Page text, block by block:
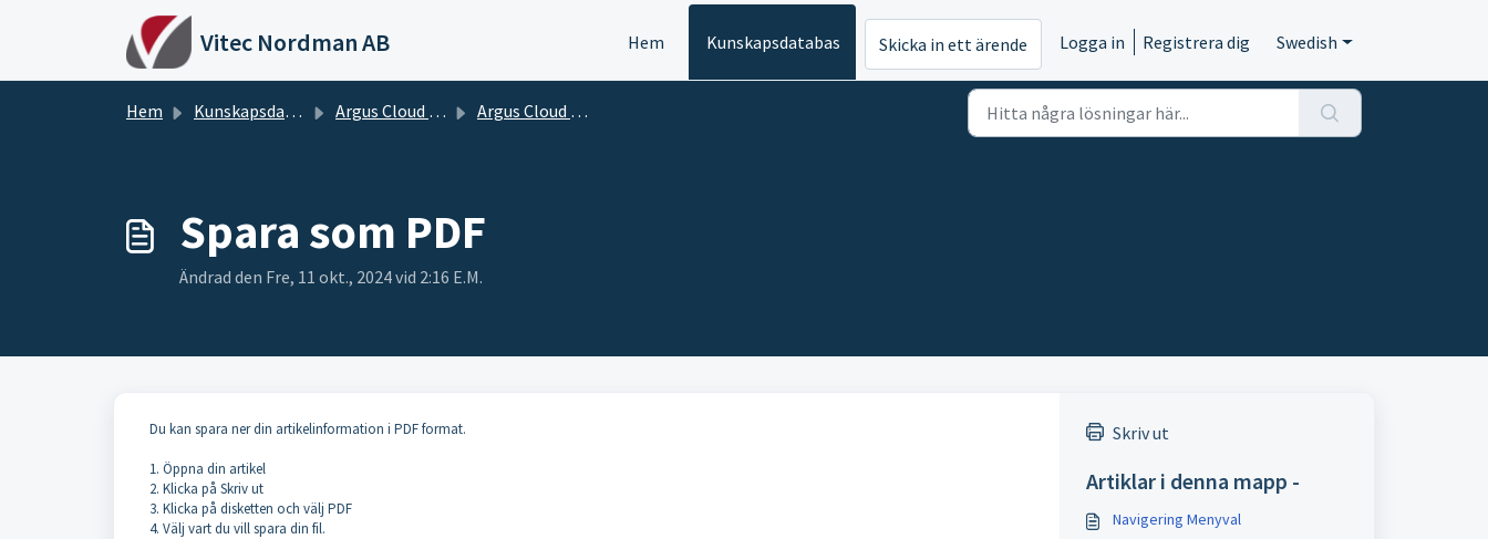
Hoppa över till huvudinnehåll
Vitec Nordman AB Hem Kunskapsdatabas Skicka in ett ärende Logga in Registrera dig Swedish
Hem Kunskapsdatabas Argus Cloud VCD Manualer Argus Cloud VCD
Spara som PDF
Ändrad den Fre, 11 okt., 2024 vid 2:16 E.M.
Du kan spara ner din artikelinformation i PDF format.
1. Öppna din artikel
2. Klicka på Skriv ut
3. Klicka på disketten och välj PDF
4. Välj vart du vill spara din fil.
Skriv ut
Artiklar i denna mapp -
Navigering Menyval